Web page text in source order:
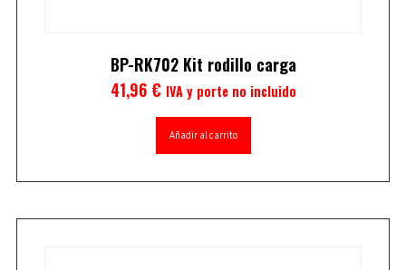
BP-RK702 Kit rodillo carga
41,96 € IVA y porte no incluido
Añadir al carrito